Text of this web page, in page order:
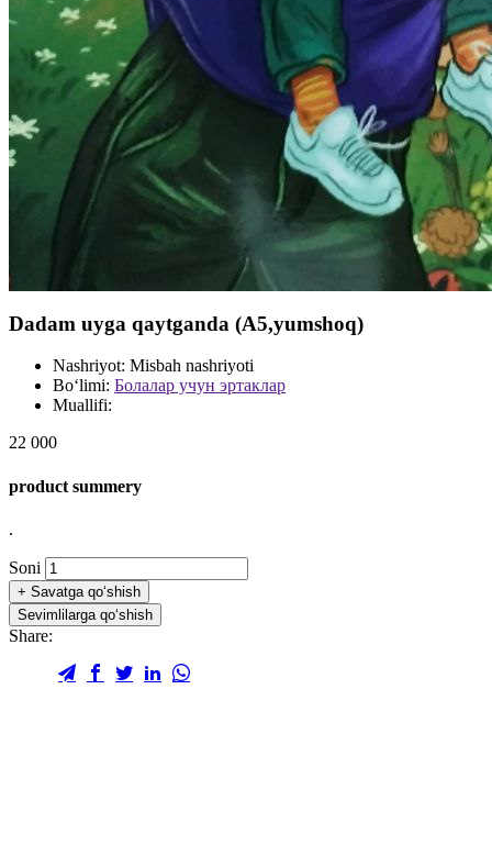
Dadam uyga qaytganda (A5,yumshoq)
Nashriyot: Misbah nashriyoti
Bo‘limi: Болалар учун эртаклар
Muallifi:
22 000
product summery
.
Soni
+ Savatga qo‘shish
Sevimlilarga qo‘shish
Share: